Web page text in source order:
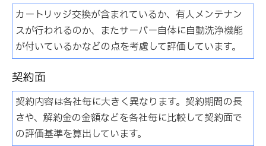
カートリッジ交換が含まれているか、有人メンテナン
スが行われるのか、またサーバー自体に自動洗浄機能
が付いているかなどの点を考慮して評価しています。
契約面
契約内容は各社毎に大きく異なります。契約期間の長
さや、解約金の金額などを各社毎に比較して契約面で
の評価基準を算出しています。